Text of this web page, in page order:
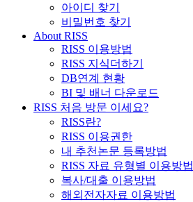
아이디 찾기
비밀번호 찾기
About RISS
RISS 이용방법
RISS 지식더하기
DB연계 현황
BI 및 배너 다운로드
RISS 처음 방문 이세요?
RISS란?
RISS 이용권한
내 추천논문 등록방법
RISS 자료 유형별 이용방법
복사/대출 이용방법
해외전자자료 이용방법